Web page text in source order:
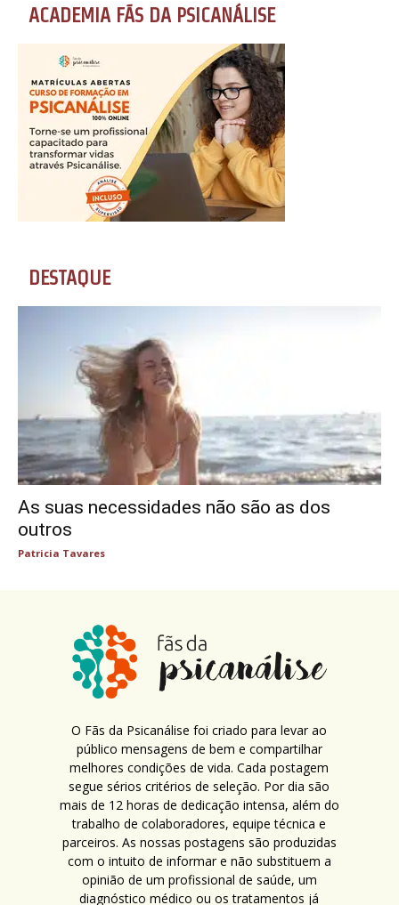
ACADEMIA FÃS DA PSICANÁLISE
DESTAQUE
As suas necessidades não são as dos
outros
Patricia Tavares
O Fãs da Psicanálise foi criado para levar ao
público mensagens de bem e compartilhar
melhores condições de vida. Cada postagem
segue sérios critérios de seleção. Por dia são
mais de 12 horas de dedicação intensa, além do
trabalho de colaboradores, equipe técnica e
parceiros. As nossas postagens são produzidas
com o intuito de informar e não substituem a
opinião de um profissional de saúde, um
diagnóstico médico ou os tratamentos já